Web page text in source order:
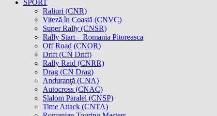
SPORT
Raliuri (CNR)
Viteză în Coastă (CNVC)
Super Rally (CNSR)
Rally Start – Romania Pitoreasca
Off Road (CNOR)
Drift (CN Drift)
Rally Raid (CNRR)
Drag (CN Drag)
Anduranţă (CNA)
Autocross (CNAC)
Slalom Paralel (CNSP)
Time Attack (CNTA)